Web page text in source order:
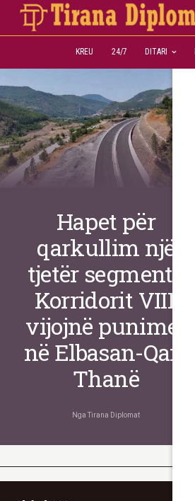
KREU 24/7 DITARI
Hapet për
qarkullim një
tjetër segment i
Korridorit VIII,
vijojnë punimet
në Elbasan-Qafë
Thanë
Nga Tirana Diplomat